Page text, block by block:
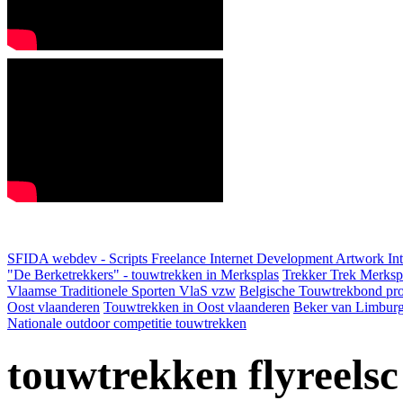
SFIDA webdev - Scripts Freelance Internet Development Artwork
"De Berketrekkers" - touwtrekken in Merksplas Trekker Trek
Vlaamse Traditionele Sporten VlaS vzw Belgische Touwtrekbond
Oost vlaanderen Touwtrekken in Oost vlaanderen Beker van
Nationale outdoor competitie touwtrekken
touwtrekken flyreelsc